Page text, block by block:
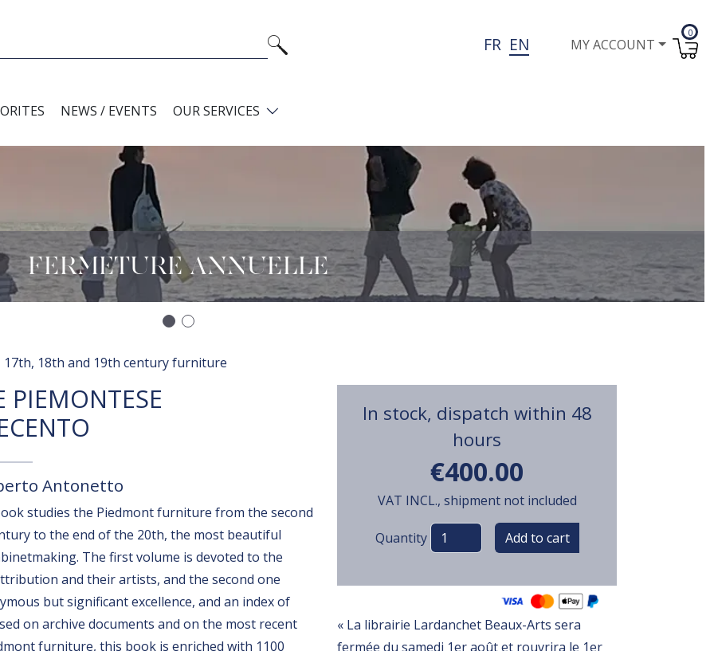
FR EN User account menu
MY ACCOUNT
0
NEWS / EVENTS OUR SERVICES
FERMETURE ANNUELLE
17th, 18th and 19th century furniture
PIEMONTESE
Antonetto
studies the Piedmont furniture from the second
to the end of the 20th, the most beautiful
The first volume is devoted to the
and their artists, and the second one
but significant excellence, and an index of
on archive documents and on the most recent
furniture, this book is enriched with 1100
In stock, dispatch within 48
hours
€400.00
VAT INCL., shipment not included
Variations
Quantity
« La librairie Lardanchet Beaux-Arts sera
fermée du samedi 1er août et rouvrira le 1er